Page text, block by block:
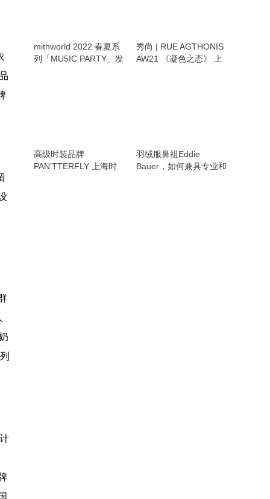
mithworld 2022 春夏系
列「MU5IC PARTY」发
秀尚 | RUE AGTHONIS
AW21 《凝色之态》 上
高级时装品牌
PAN’TTERFLY 上海时
羽绒服鼻祖Eddie
Bauer，如何兼具专业和